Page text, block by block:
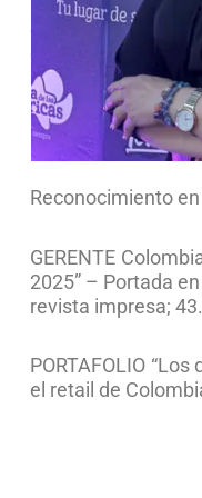
responsable
diferentes
control y
Miembro de junta
Centros
Reconocimiento
GERENTE
2025” – Portada
revista impresa;
PORTAFOLIO
el retail de